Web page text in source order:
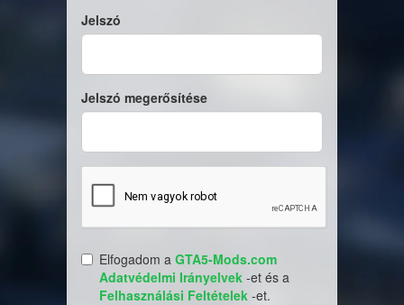
Jelszó
Jelszó megerősítése
Elfogadom a GTA5-Mods.com
Adatvédelmi Irányelvek -et és a
Felhasználási Feltételek -et.